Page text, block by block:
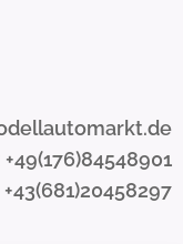
+49(176)84548901
+43(681)20458297